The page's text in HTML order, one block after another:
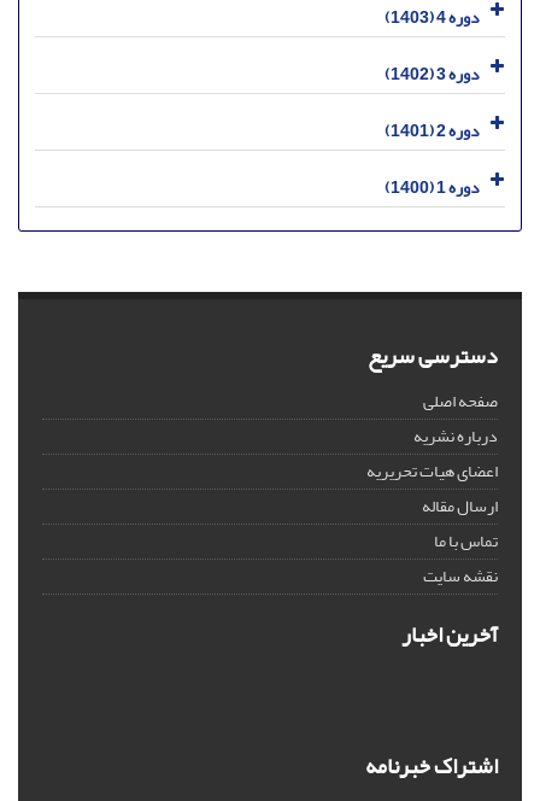
دوره 4 (1403)
دوره 3 (1402)
دوره 2 (1401)
دوره 1 (1400)
دسترسی سریع
صفحه اصلی
درباره نشریه
اعضای هیات تحریریه
ارسال مقاله
تماس با ما
نقشه سایت
آخرین اخبار
اشتراک خبرنامه